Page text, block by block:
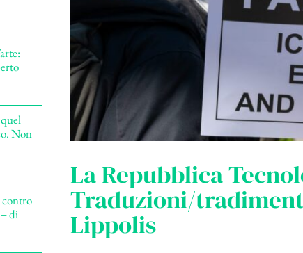
La Repubblica
Traduzioni/
Lippolis
Non
contro
di